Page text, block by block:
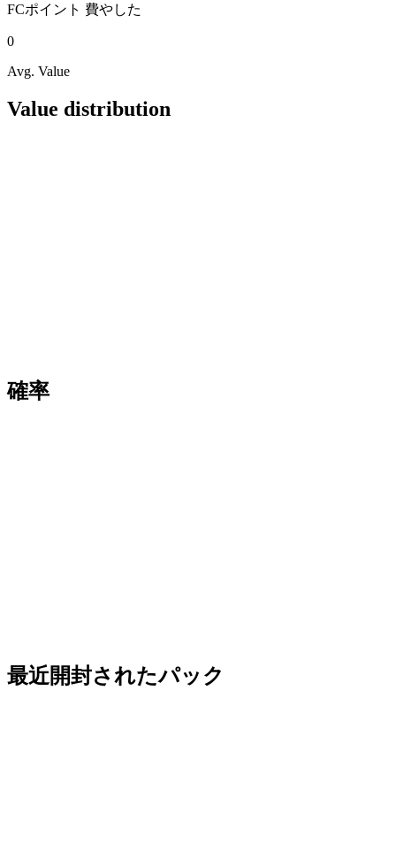
FCポイント 費やした
0
Avg. Value
Value distribution
確率
最近開封されたパック